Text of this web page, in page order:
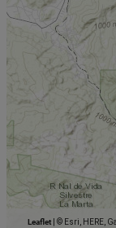
Leaflet
© Esri, HERE,